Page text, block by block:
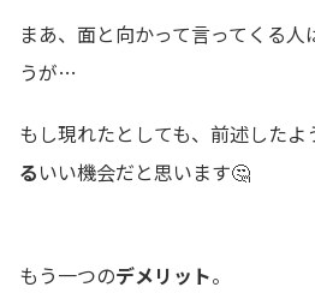
まあ、面と向かって言ってくる
うが…
もし現れたとしても、前述したよ
るいい機会だと思います🤔
もう一つのデメリット。